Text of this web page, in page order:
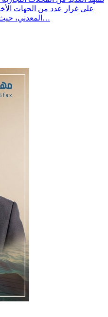
على غرار عدد من الجهات
المعدني، حيث يجد المواطن صعوبة في الحصول…